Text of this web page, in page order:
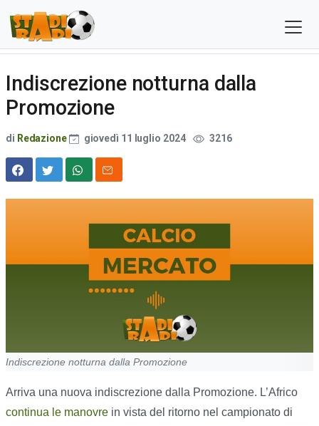
Indiscrezione notturna dalla
Promozione
di Redazione giovedì 11 luglio 2024 3216
Indiscrezione notturna dalla Promozione
Arriva una nuova indiscrezione dalla Promozione. L’Africo
continua le manovre in vista del ritorno nel campionato di